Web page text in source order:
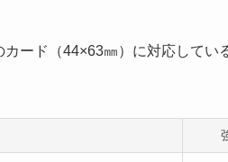
ード（44×63㎜）に対応してい